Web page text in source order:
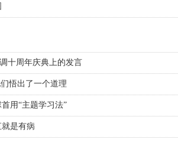
十周年庆典上的发言
悟出了一个道理
用“主题学习法”
是有病